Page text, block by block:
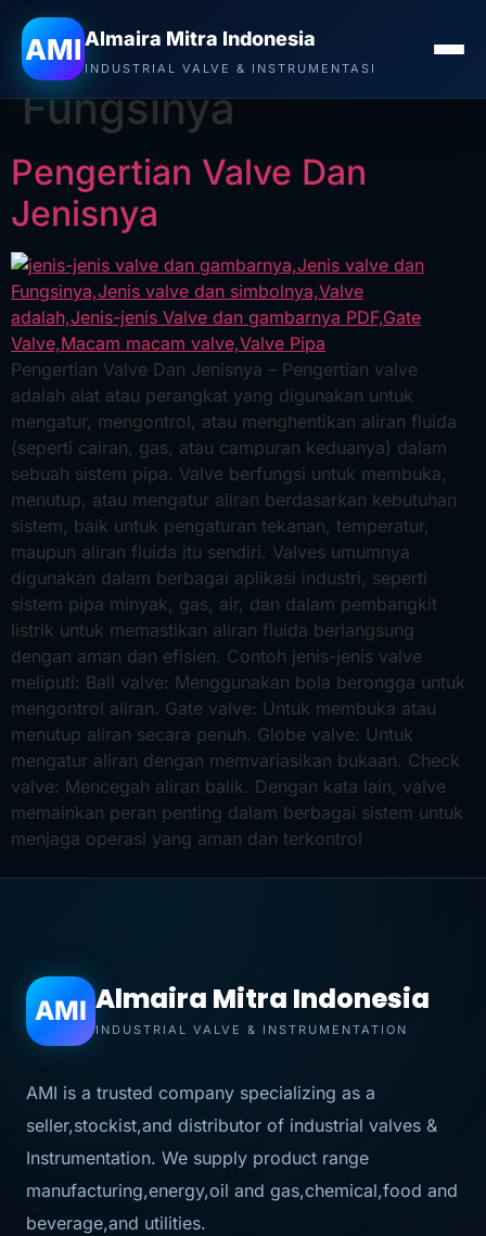
AMIAlmaira Mitra Indonesia
INDUSTRIAL VALVE & INSTRUMENTASI
Tag:Jenis valve dan
Fungsinya
Pengertian Valve Dan
Jenisnya
Pengertian Valve Dan Jenisnya – Pengertian valve
adalah alat atau perangkat yang digunakan untuk
mengatur, mengontrol, atau menghentikan aliran fluida
(seperti cairan, gas, atau campuran keduanya) dalam
sebuah sistem pipa. Valve berfungsi untuk membuka,
menutup, atau mengatur aliran berdasarkan kebutuhan
sistem, baik untuk pengaturan tekanan, temperatur,
maupun aliran fluida itu sendiri. Valves umumnya
digunakan dalam berbagai aplikasi industri, seperti
sistem pipa minyak, gas, air, dan dalam pembangkit
listrik untuk memastikan aliran fluida berlangsung
dengan aman dan efisien. Contoh jenis-jenis valve
meliputi: Ball valve: Menggunakan bola berongga untuk
mengontrol aliran. Gate valve: Untuk membuka atau
menutup aliran secara penuh. Globe valve: Untuk
mengatur aliran dengan memvariasikan bukaan. Check
valve: Mencegah aliran balik. Dengan kata lain, valve
memainkan peran penting dalam berbagai sistem untuk
menjaga operasi yang aman dan terkontrol
AMI Almaira Mitra Indonesia
INDUSTRIAL VALVE & INSTRUMENTATION
AMI is a trusted company specializing as a
seller,stockist,and distributor of industrial valves &
Instrumentation. We supply product range
manufacturing,energy,oil and gas,chemical,food and
beverage,and utilities.